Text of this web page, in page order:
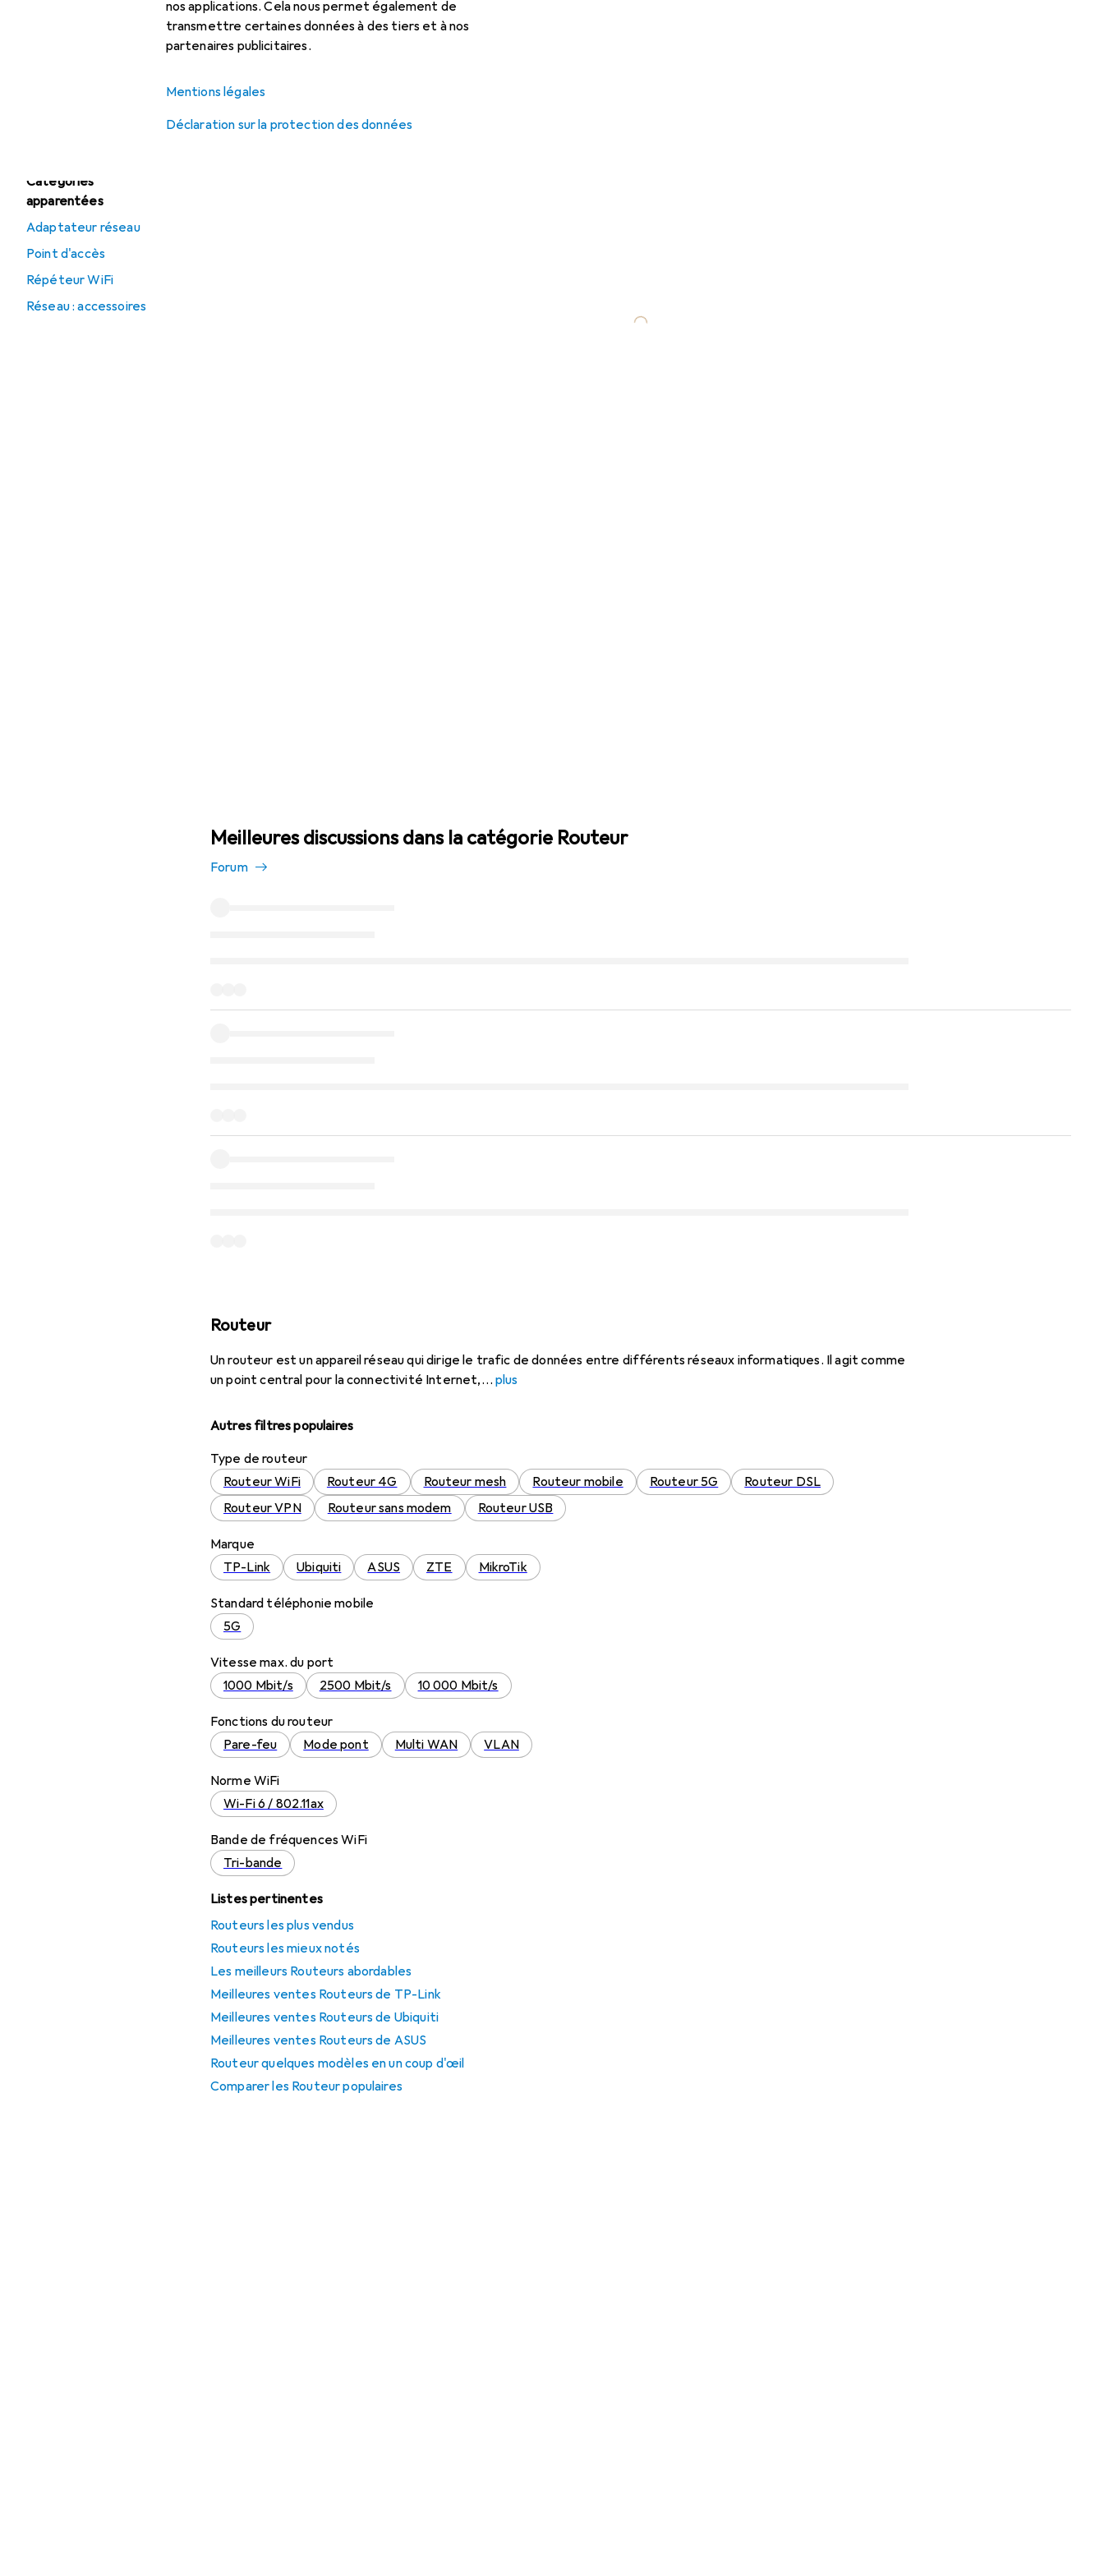
nos applications. Cela nous permet également de
transmettre certaines données à des tiers et à nos
partenaires publicitaires.
Mentions légales
Déclaration sur la protection des données
Catégories
apparentées
Adaptateur réseau
Point d'accès
Répéteur WiFi
Réseau : accessoires
Meilleures discussions dans la catégorie Routeur
Forum
Routeur
Un routeur est un appareil réseau qui dirige le trafic de données entre différents réseaux informatiques. Il agit comme
un point central pour la connectivité Internet,
plus
Autres filtres populaires
Type de routeur
Routeur WiFi
Routeur 4G Routeur mesh Routeur mobile Routeur 5G
Routeur DSL
Routeur VPN
Routeur sans modem Routeur USB
Marque
TP-Link
Ubiquiti ASUS ZTE MikroTik
Standard téléphonie mobile
5G
Vitesse max. du port
1000 Mbit/s
2500 Mbit/s 10 000 Mbit/s
Fonctions du routeur
Pare-feu
Mode pont Multi WAN VLAN
Norme WiFi
Wi-Fi 6 / 802.11ax
Bande de fréquences WiFi
Tri-bande
Listes pertinentes
Routeurs les plus vendus
Routeurs les mieux notés
Les meilleurs Routeurs abordables
Meilleures ventes Routeurs de TP-Link
Meilleures ventes Routeurs de Ubiquiti
Meilleures ventes Routeurs de ASUS
Routeur quelques modèles en un coup d'œil
Comparer les Routeur populaires